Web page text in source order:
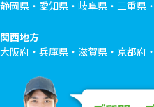
静岡県・愛知県・岐阜県・三重県
関西地方
大阪府・兵庫県・滋賀県・京都府